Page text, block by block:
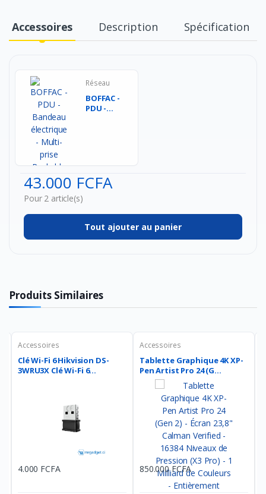
Accessoires Description Spécification
Réseau
BOFFAC -
PDU -
43.000 FCFA
Pour 2 article(s)
Tout ajouter au panier
Produits Similaires
Accessoires
Clé Wi-Fi 6 Hikvision DS-
3WRU3X Clé Wi-Fi 6...
4.000 FCFA
Accessoires
Tablette Graphique 4K XP-
Pen Artist Pro 24 (G...
850.000 FCFA